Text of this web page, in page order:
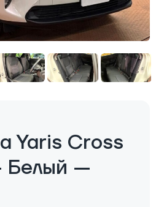
Yaris Cross
Белый —